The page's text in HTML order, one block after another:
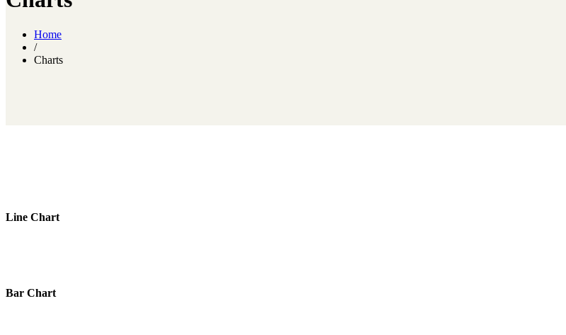
Home
/
Charts
Line Chart
Bar Chart